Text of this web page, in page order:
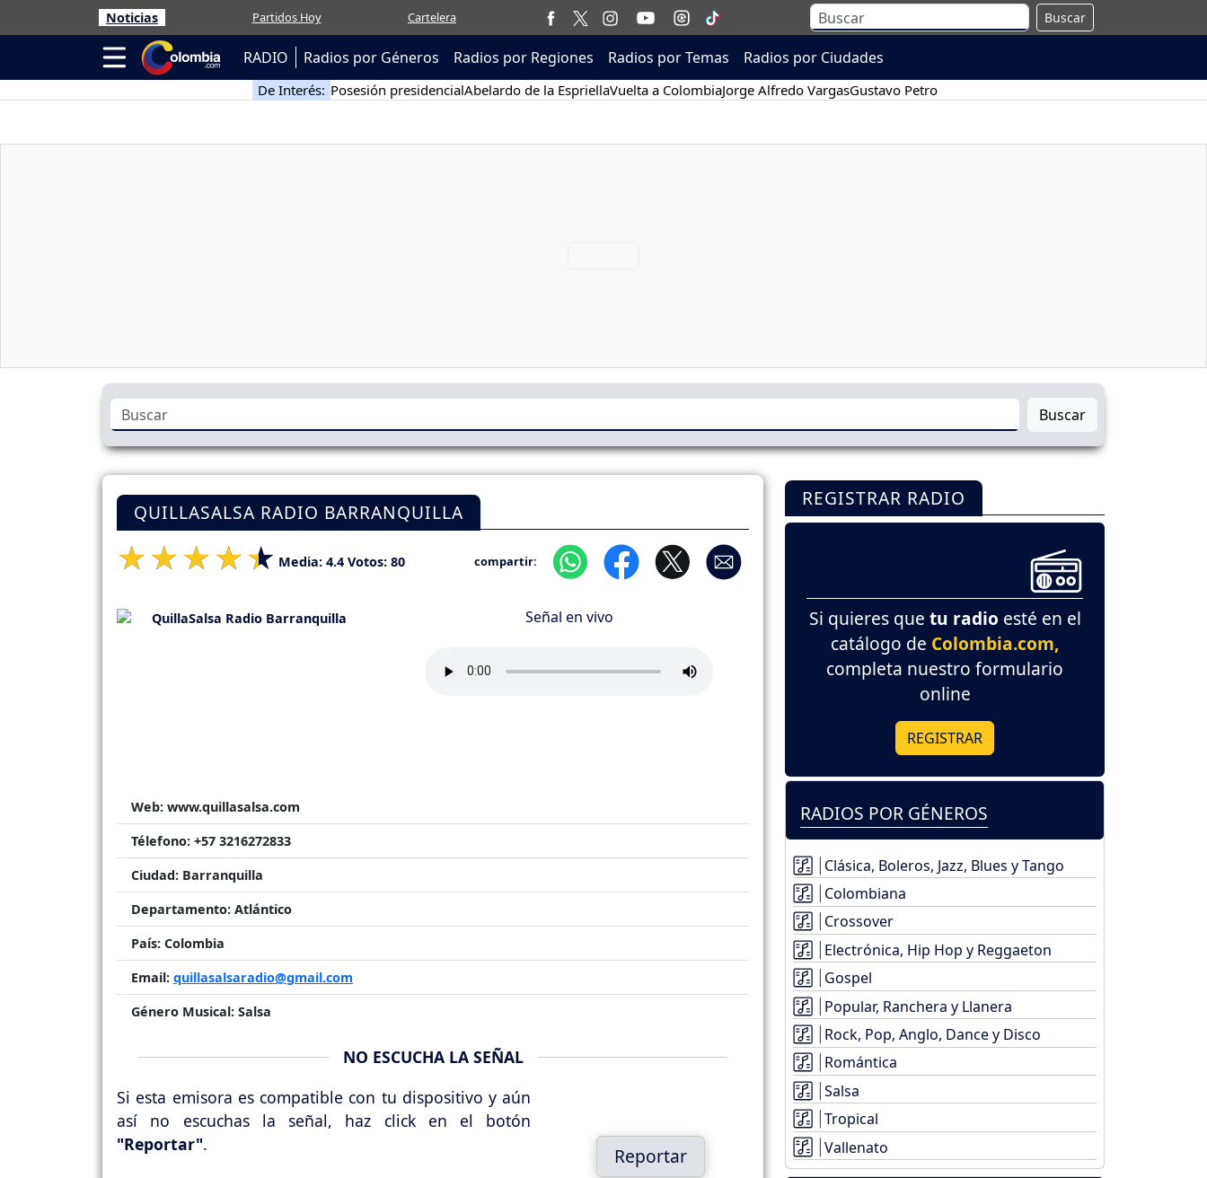
Noticias Partidos Hoy Cartelera Buscar
RADIO Radios por Géneros Radios por Regiones Radios por Temas Radios por Ciudades
De Interés: Posesión presidencialAbelardo de la EspriellaVuelta a ColombiaJorge Alfredo VargasGustavo Petro
Buscar
QUILLASALSA RADIO BARRANQUILLA
Media: 4.4 Votos: 80 compartir:
Señal en vivo
Web: www.quillasalsa.com
Télefono: +57 3216272833
Ciudad: Barranquilla
Departamento: Atlántico
País: Colombia
Email: quillasalsaradio@gmail.com
Género Musical: Salsa
NO ESCUCHA LA SEÑAL
Si esta emisora es compatible con tu dispositivo y aún
así no escuchas la señal, haz click en el botón
"Reportar". Reportar
REGISTRAR RADIO
Si quieres que tu radio esté en el
catálogo de Colombia.com,
completa nuestro formulario
online
REGISTRAR
RADIOS POR GÉNEROS
Clásica, Boleros, Jazz, Blues y Tango
Colombiana
Crossover
Electrónica, Hip Hop y Reggaeton
Gospel
Popular, Ranchera y Llanera
Rock, Pop, Anglo, Dance y Disco
Romántica
Salsa
Tropical
Vallenato